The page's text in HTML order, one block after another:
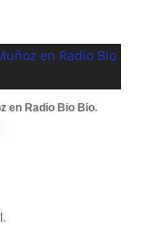
en Radio Bio Bio.